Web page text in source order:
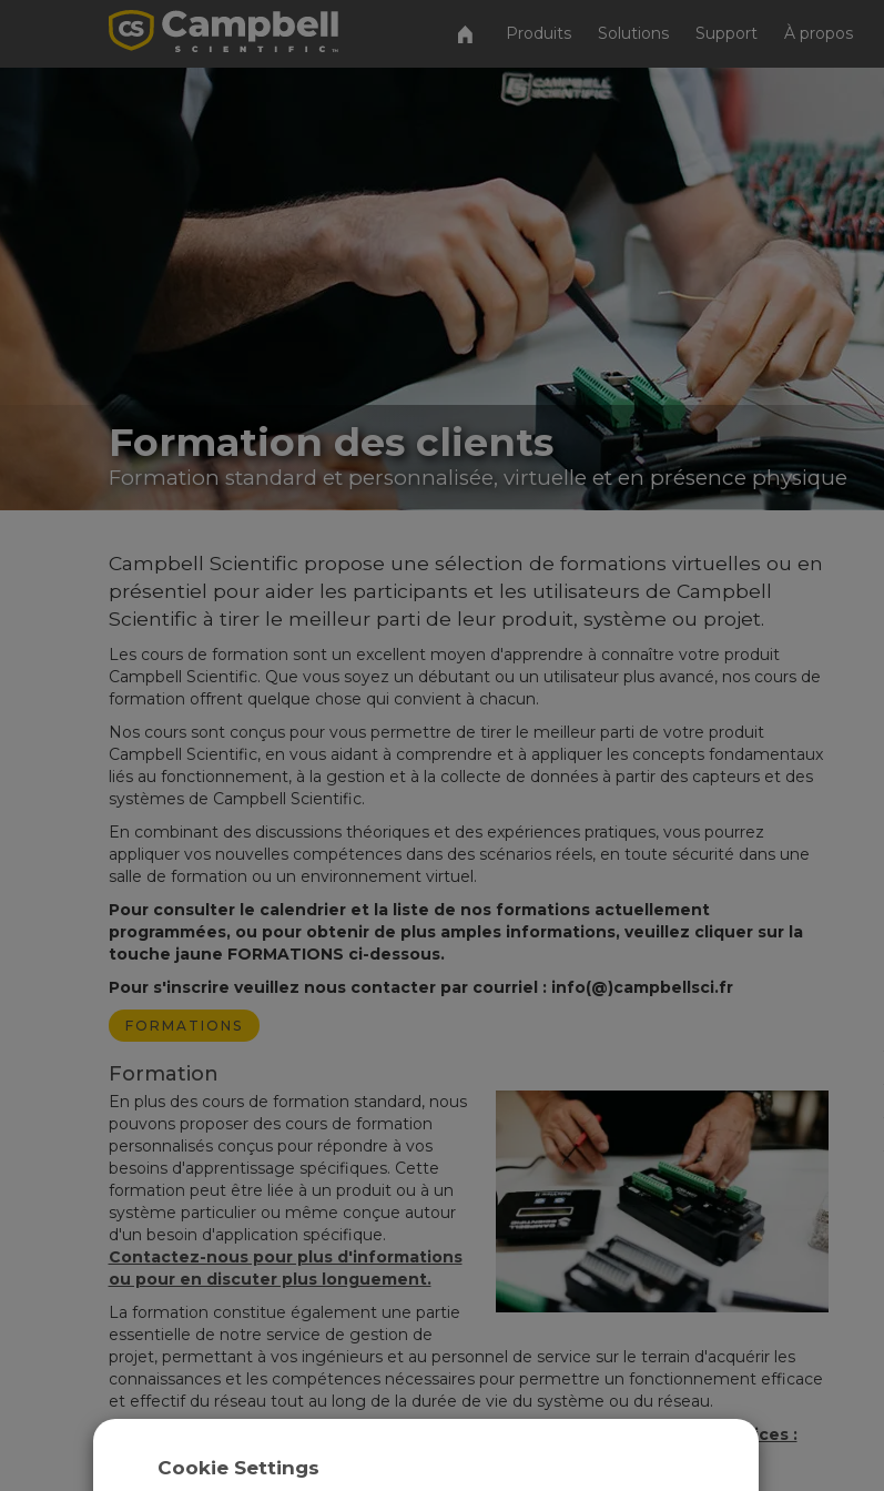
Produits Solutions Support À propos
Formation des clients
Formation standard et personnalisée, virtuelle et en présence physique
Campbell Scientific propose une sélection de formations virtuelles ou en
présentiel pour aider les participants et les utilisateurs de Campbell
Scientific à tirer le meilleur parti de leur produit, système ou projet.
Les cours de formation sont un excellent moyen d'apprendre à connaître votre produit
Campbell Scientific. Que vous soyez un débutant ou un utilisateur plus avancé, nos cours de
formation offrent quelque chose qui convient à chacun.
Nos cours sont conçus pour vous permettre de tirer le meilleur parti de votre produit
Campbell Scientific, en vous aidant à comprendre et à appliquer les concepts fondamentaux
liés au fonctionnement, à la gestion et à la collecte de données à partir des capteurs et des
systèmes de Campbell Scientific.
En combinant des discussions théoriques et des expériences pratiques, vous pourrez
appliquer vos nouvelles compétences dans des scénarios réels, en toute sécurité dans une
salle de formation ou un environnement virtuel.
Pour consulter le calendrier et la liste de nos formations actuellement
programmées, ou pour obtenir de plus amples informations, veuillez cliquer sur la
touche jaune FORMATIONS ci-dessous.
Pour s'inscrire veuillez nous contacter par courriel : info(@)campbellsci.fr
FORMATIONS
Formation
En plus des cours de formation standard, nous
pouvons proposer des cours de formation
personnalisés conçus pour répondre à vos
besoins d'apprentissage spécifiques. Cette
formation peut être liée à un produit ou à un
système particulier ou même conçue autour
d'un besoin d'application spécifique.
Contactez-nous pour plus d'informations
ou pour en discuter plus longuement.
La formation constitue également une partie
essentielle de notre service de gestion de
projet, permettant à vos ingénieurs et au personnel de service sur le terrain d'acquérir les
connaissances et les compétences nécessaires pour permettre un fonctionnement efficace
et effectif du réseau tout au long de la durée de vie du système ou du réseau.
la page Services :
.
Cookie Settings